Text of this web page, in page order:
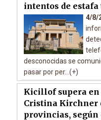
intentos de
4/8/
desconocidas se
pasar por per...(+)
Kicillof supera en
Cristina Kirchner
provincias,